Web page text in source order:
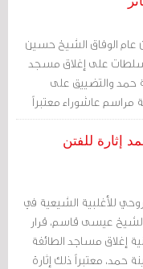
عام الوفاق الشيخ حسين
على إغلاق مسجد
حمد والتضييق على
مراسم عاشوراء معتبراً
القيم والشعائر
إثارة للفتن
للأغلبية الشيعية في
الشيخ عيسى قاسم، قرار
إغلاق مساجد الطائفة
حمد، معتبراً ذلك إثارة